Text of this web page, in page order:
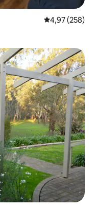
Prosječna
4,97 (258)